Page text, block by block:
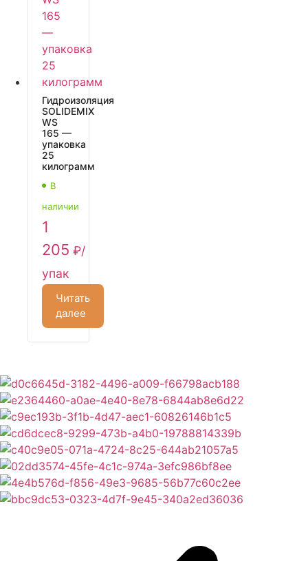
Гидроизоляция
SOLIDEMIX
WS
165 —
упаковка
25
килограмм
В
наличии
1
205 ₽/
упак
Читать
далее